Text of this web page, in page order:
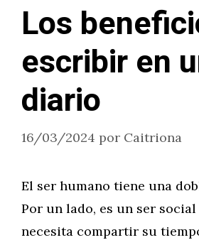
Los
escribir en
diario
16/03/2024 por Caitriona
El ser humano tiene una
Por un lado, es un ser
necesita compartir su